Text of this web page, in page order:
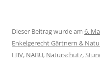
Dieser Beitrag wurde am 6.
Enkelgerecht Gärtnern &
LBV, NABU, Naturschutz,